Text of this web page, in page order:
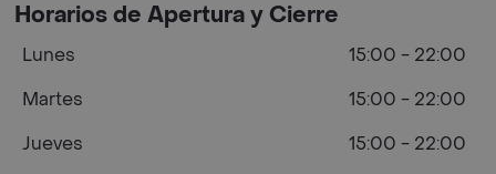
Horarios de Apertura y Cierre
Lunes
15:00 - 22:00
Martes
15:00 - 22:00
Jueves
15:00 - 22:00